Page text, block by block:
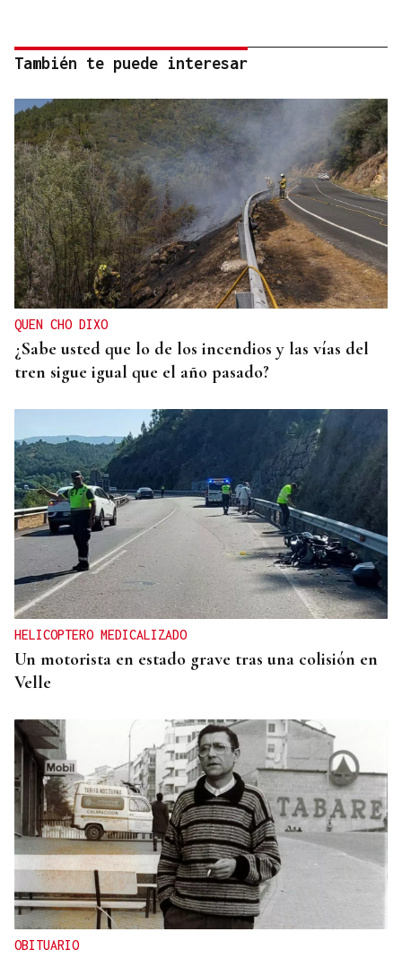
También te puede interesar
QUEN CHO DIXO
¿Sabe usted que lo de los incendios y las vías del
tren sigue igual que el año pasado?
HELICOPTERO MEDICALIZADO
Un motorista en estado grave tras una colisión en
Velle
OBITUARIO